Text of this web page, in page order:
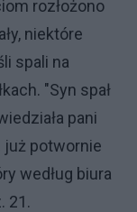
rozłożono
niektóre
spali na
"Syn spał
pani
potwornie
według biura
21.